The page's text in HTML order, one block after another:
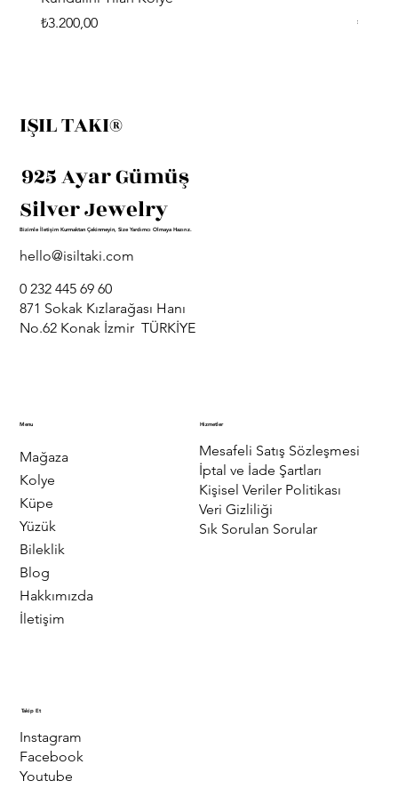
Fiyat
₺3.200,00
Fiyat
IŞIL TAKI®
925 Ayar Gümüş
Silver Jewelry
Bizimle İletişim Kurmaktan Çekinmeyin, Size Yardımcı Olmaya Hazırız.
hello@isiltaki.com
0 232 445 69 60
871 Sokak Kızlarağası Hanı
No.62 Konak İzmir TÜRKİYE
Menu
Mağaza
Kolye
Küpe
Yüzük
Bileklik
Blog
Hakkımızda
İletişim
Hizmetler
Mesafeli Satış Sözleşmesi
İptal ve İade Şartları
Kişisel Veriler Politikası
Veri Gizliliği
Sık Sorulan Sorular
Takip Et
Instagram
Facebook
Youtube